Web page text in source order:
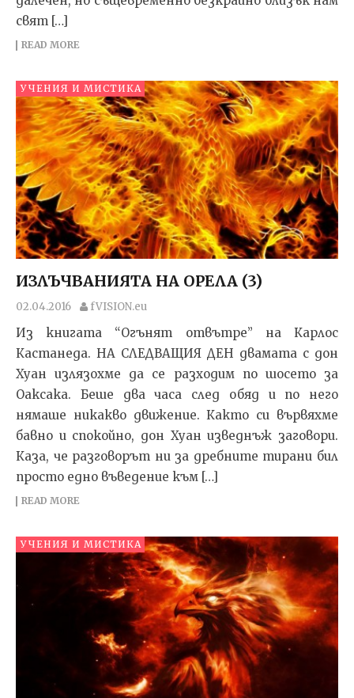
свят […]
READ MORE
УЧЕНИЯ И МИСТИКА
ИЗЛЪЧВАНИЯТА НА ОРЕЛА (3)
02.04.2016 fVISION.eu
Из книгата “Огънят отвътре” на Карлос
Кастанеда. НА СЛЕДВАЩИЯ ДЕН двамата с дон
Хуан излязохме да се разходим по шосето за
Оаксака. Беше два часа след обяд и по него
нямаше никакво движение. Както си вървяхме
бавно и спокойно, дон Хуан извед­нъж заговори.
Каза, че разговорът ни за дребните тирани бил
просто едно въведение към […]
READ MORE
УЧЕНИЯ И МИСТИКА